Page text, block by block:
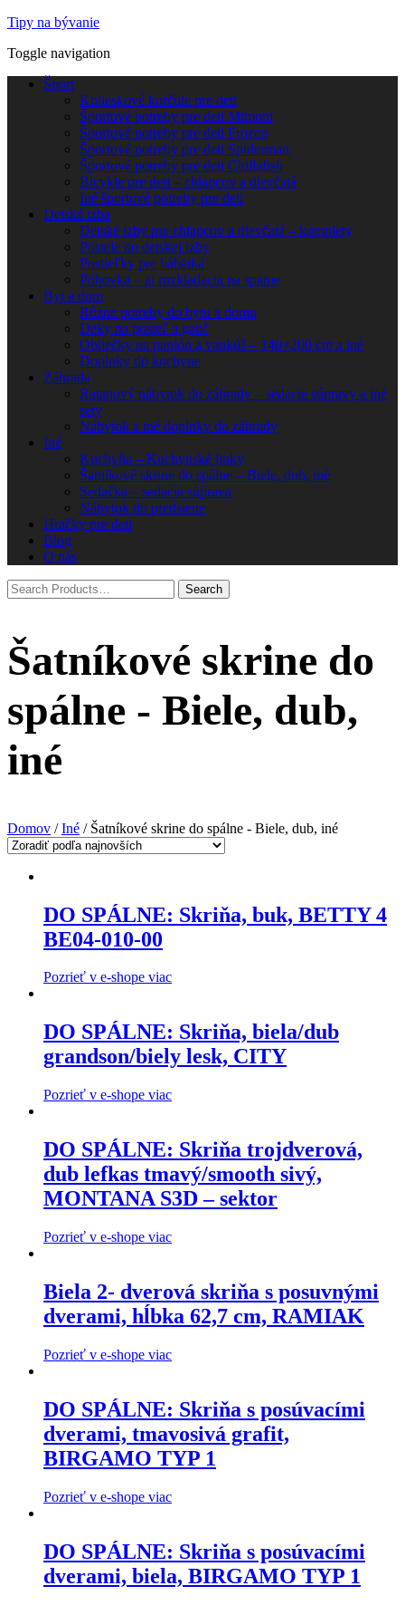
Tipy na bývanie
Toggle navigation
Šport
Kolieskové korčule pre deti
Športové potreby pre deti Mimoni
Športové potreby pre deti Frozen
Športové potreby pre deti Spiderman
Športové potreby pre deti Chillafish
Bicykle pre deti – chlapcov a dievčatá
Iné športové potreby pre deti
Detská izba
Detské izby pre chlapcov a dievčatá – komplety
Postele do detskej izby
Postieľky pre bábätká
Pohovka – aj rozkladacia na spanie
Byt a dom
Rôzne potreby do bytu a domu
Deky na posteľ a gauč
Obliečky na paplón a vankúš – 140×200 cm a iné
Doplnky do kuchyne
Záhrada
Ratanový nábytok do záhrady – sedacie súpravy a iné
sety
Nábytok a iné doplnky do záhrady
Iné
Kuchyňa – Kuchynské linky
Šatníkové skrine do spálne – Biele, dub, iné
Sedačka – sedacia súprava
Nábytok do predsiene
Hračky pre deti
Blog
O nás
Šatníkové skrine do
spálne - Biele, dub,
iné
Domov /Iné / Šatníkové skrine do spálne - Biele, dub, iné
DO SPÁLNE: Skriňa, buk, BETTY 4
BE04-010-00
Pozrieť v e-shope viac
DO SPÁLNE: Skriňa, biela/dub
grandson/biely lesk, CITY
Pozrieť v e-shope viac
DO SPÁLNE: Skriňa trojdverová,
dub lefkas tmavý/smooth sivý,
MONTANA S3D – sektor
Pozrieť v e-shope viac
Biela 2- dverová skriňa s posuvnými
dverami, hĺbka 62,7 cm, RAMIAK
Pozrieť v e-shope viac
DO SPÁLNE: Skriňa s posúvacími
dverami, tmavosivá grafit,
BIRGAMO TYP 1
Pozrieť v e-shope viac
DO SPÁLNE: Skriňa s posúvacími
dverami, biela, BIRGAMO TYP 1